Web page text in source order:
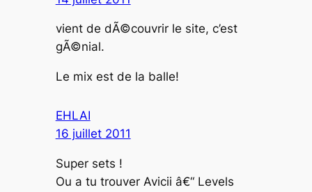
vient de dÃ©couvrir le site, c’est
gÃ©nial.
Le mix est de la balle!
EHLAI
16 juillet 2011
Super sets !
Ou a tu trouver Avicii â€“ Levels